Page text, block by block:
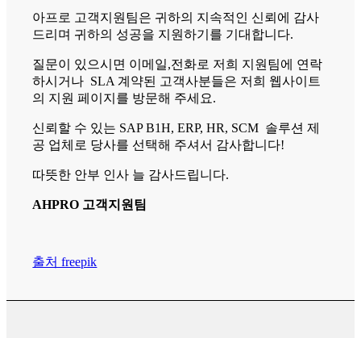
아프로 고객지원팀은 귀하의 지속적인 신뢰에 감사
드리며 귀하의 성공을 지원하기를 기대합니다.
질문이 있으시면 이메일,전화로 저희 지원팀에 연락
하시거나 SLA 계약된 고객사분들은 저희 웹사이트
의 지원 페이지를 방문해 주세요.
신뢰할 수 있는 SAP B1H, ERP, HR, SCM 솔루션 제
공 업체로 당사를 선택해 주셔서 감사합니다!
따뜻한 안부 인사 늘 감사드립니다.
AHPRO 고객지원팀
출처 freepik